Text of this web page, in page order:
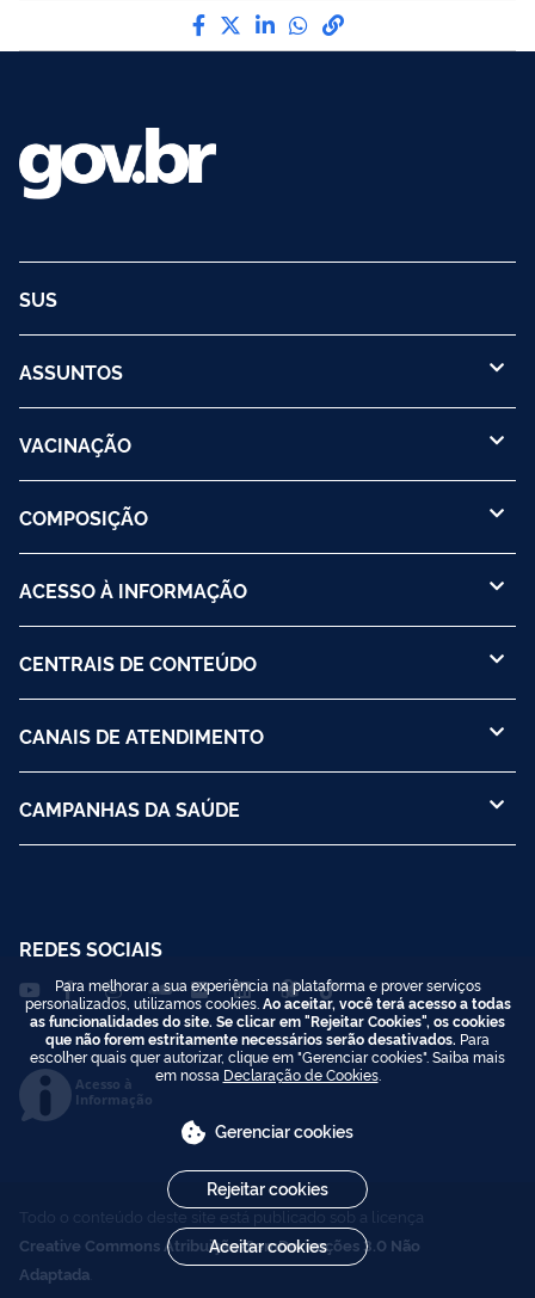
Compartilhe por Facebook
Compartilhe por Twitter
Compartilhe por
Compartilhe por
link para Copiar
SUS
ASSUNTOS
VACINAÇÃO
COMPOSIÇÃO
ACESSO À INFORMAÇÃO
CENTRAIS DE CONTEÚDO
CANAIS DE ATENDIMENTO
CAMPANHAS DA SAÚDE
REDES SOCIAIS
Acesso à
Informação
Todo o conteúdo deste site está publicado sob a licença
Creative Commons Atribuição-SemDerivações 3.0 Não
Adaptada
Para melhorar a sua experiência na plataforma e prover serviços
personalizados, utilizamos cookies. Ao aceitar, você terá acesso a todas
as funcionalidades do site. Se clicar em "Rejeitar Cookies", os cookies
que não forem estritamente necessários serão desativados. Para
escolher quais quer autorizar, clique em "Gerenciar cookies". Saiba mais
em nossa Declaração de Cookies.
Gerenciar cookies
Rejeitar cookies
Aceitar cookies